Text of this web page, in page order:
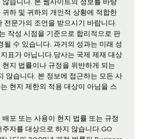
습니다. 본 웹사이트의 정보를 바탕
하 및 귀하의 개인적 상황에 적합한
전문가의 조언을 받으시기 바랍니다.
작성 시점을 기준으로 합리적으로 판
될 수 있습니다. 과거의 성과는 미래 성
표가 아닙니다.당사는 국제 제재 대상
지 법률이나 규정을 위반하게 되는
않습니다. 본 정보에 접근하는 모든 사
현지 제한의 적용 대상이 아님을 스
포 또는 사용이 현지 법률 또는 규정
자를 대상으로 하지 않습니다.GO